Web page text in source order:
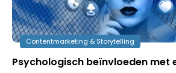
Contentmarketing & Storytelling
Psychologisch beïnvloeden met